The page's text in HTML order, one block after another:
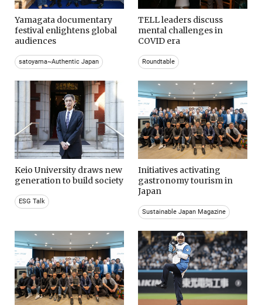
Yamagata documentary
festival enlightens global
audiences
satoyama~Authentic Japan
TELL leaders discuss
mental challenges in
COVID era
Roundtable
Keio University draws new
generation to build society
ESG Talk
Initiatives activating
gastronomy tourism in
Japan
Sustainable Japan Magazine